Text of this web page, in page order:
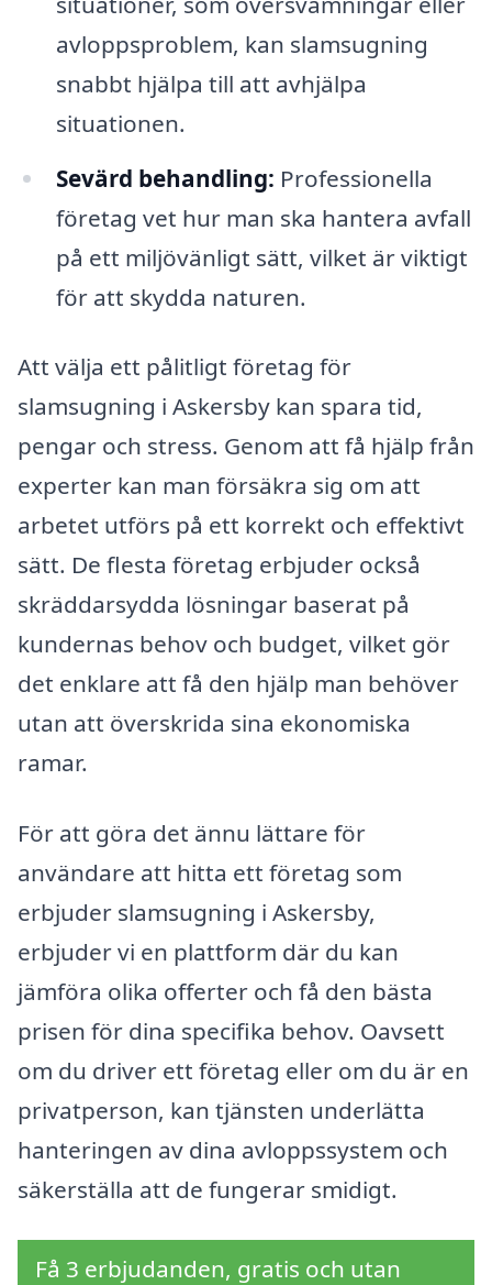
avloppsproblem, kan slamsugning
snabbt hjälpa till att avhjälpa
situationen.
Sevärd behandling: Professionella
företag vet hur man ska hantera avfall
på ett miljövänligt sätt, vilket är viktigt
för att skydda naturen.
Att välja ett pålitligt företag för
slamsugning i Askersby kan spara tid,
pengar och stress. Genom att få hjälp från
experter kan man försäkra sig om att
arbetet utförs på ett korrekt och effektivt
sätt. De flesta företag erbjuder också
skräddarsydda lösningar baserat på
kundernas behov och budget, vilket gör
det enklare att få den hjälp man behöver
utan att överskrida sina ekonomiska
ramar.
För att göra det ännu lättare för
användare att hitta ett företag som
erbjuder slamsugning i Askersby,
erbjuder vi en plattform där du kan
jämföra olika offerter och få den bästa
prisen för dina specifika behov. Oavsett
om du driver ett företag eller om du är en
privatperson, kan tjänsten underlätta
hanteringen av dina avloppssystem och
säkerställa att de fungerar smidigt.
Få 3 erbjudanden, gratis och utan